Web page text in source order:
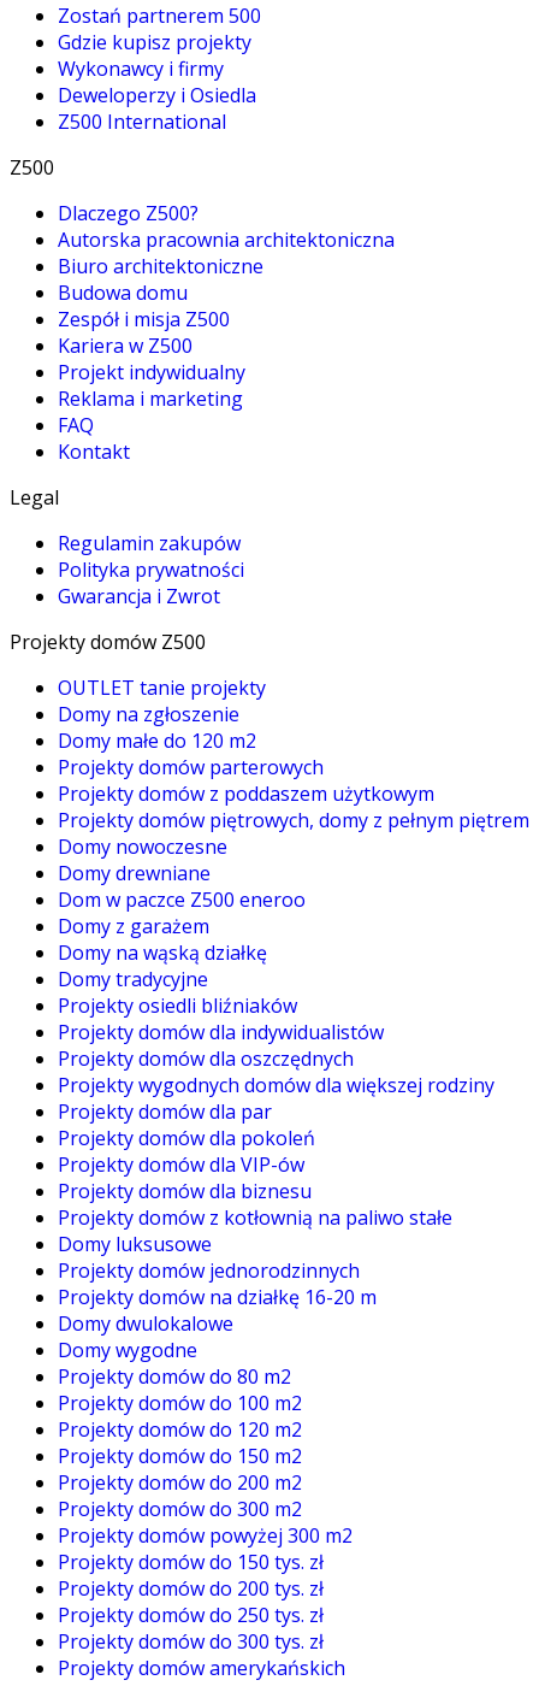
Zostań partnerem 500
Gdzie kupisz projekty
Wykonawcy i firmy
Deweloperzy i Osiedla
Z500 International
Z500
Dlaczego Z500?
Autorska pracownia architektoniczna
Biuro architektoniczne
Budowa domu
Zespół i misja Z500
Kariera w Z500
Projekt indywidualny
Reklama i marketing
FAQ
Kontakt
Legal
Regulamin zakupów
Polityka prywatności
Gwarancja i Zwrot
Projekty domów Z500
OUTLET tanie projekty
Domy na zgłoszenie
Domy małe do 120 m2
Projekty domów parterowych
Projekty domów z poddaszem użytkowym
Projekty domów piętrowych, domy z pełnym piętrem
Domy nowoczesne
Domy drewniane
Dom w paczce Z500 eneroo
Domy z garażem
Domy na wąską działkę
Domy tradycyjne
Projekty osiedli bliźniaków
Projekty domów dla indywidualistów
Projekty domów dla oszczędnych
Projekty wygodnych domów dla większej rodziny
Projekty domów dla par
Projekty domów dla pokoleń
Projekty domów dla VIP-ów
Projekty domów dla biznesu
Projekty domów z kotłownią na paliwo stałe
Domy luksusowe
Projekty domów jednorodzinnych
Projekty domów na działkę 16-20 m
Domy dwulokalowe
Domy wygodne
Projekty domów do 80 m2
Projekty domów do 100 m2
Projekty domów do 120 m2
Projekty domów do 150 m2
Projekty domów do 200 m2
Projekty domów do 300 m2
Projekty domów powyżej 300 m2
Projekty domów do 150 tys. zł
Projekty domów do 200 tys. zł
Projekty domów do 250 tys. zł
Projekty domów do 300 tys. zł
Projekty domów amerykańskich